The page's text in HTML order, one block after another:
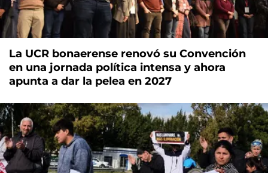
La UCR bonaerense renovó su Convención
en una jornada política intensa y ahora
apunta a dar la pelea en 2027